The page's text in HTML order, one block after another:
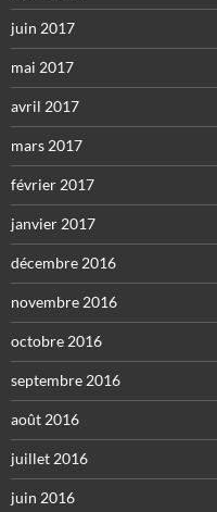
juin 2017
mai 2017
avril 2017
mars 2017
février 2017
janvier 2017
décembre 2016
novembre 2016
octobre 2016
septembre 2016
août 2016
juillet 2016
juin 2016